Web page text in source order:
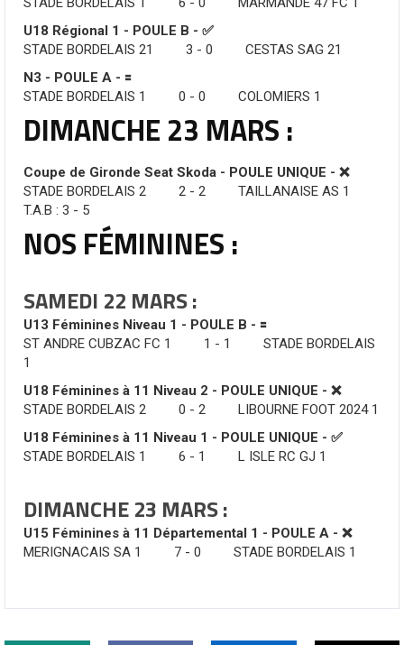
U18 Régional 1 - POULE B - ✅
STADE BORDELAIS 21 3 - 0 CESTAS SAG 21
N3 - POULE A - 🟰
STADE BORDELAIS 1 0 - 0 COLOMIERS 1
DIMANCHE 23 MARS :
Coupe de Gironde Seat Skoda - POULE UNIQUE - ❌
STADE BORDELAIS 2 2 - 2 TAILLANAISE AS 1
T.A.B : 3 - 5
NOS FÉMININES :
SAMEDI 22 MARS :
U13 Féminines Niveau 1 - POULE B - 🟰
ST ANDRE CUBZAC FC 1 1 - 1 STADE BORDELAIS
1
U18 Féminines à 11 Niveau 2 - POULE UNIQUE - ❌
STADE BORDELAIS 2 0 - 2 LIBOURNE FOOT 2024 1
U18 Féminines à 11 Niveau 1 - POULE UNIQUE - ✅
STADE BORDELAIS 1 6 - 1 L ISLE RC GJ 1
DIMANCHE 23 MARS :
U15 Féminines à 11 Départemental 1 - POULE A - ❌
MERIGNACAIS SA 1 7 - 0 STADE BORDELAIS 1